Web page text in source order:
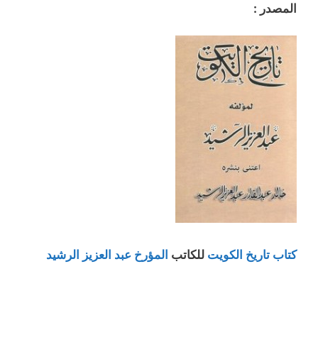
المصدر :
كتاب تاريخ الكويت للكاتب المؤرخ عبد العزيز الرشيد